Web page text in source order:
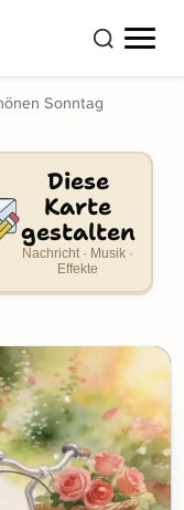
Sonntag
Diese
Karte
gestalten
Nachricht · Musik ·
Effekte